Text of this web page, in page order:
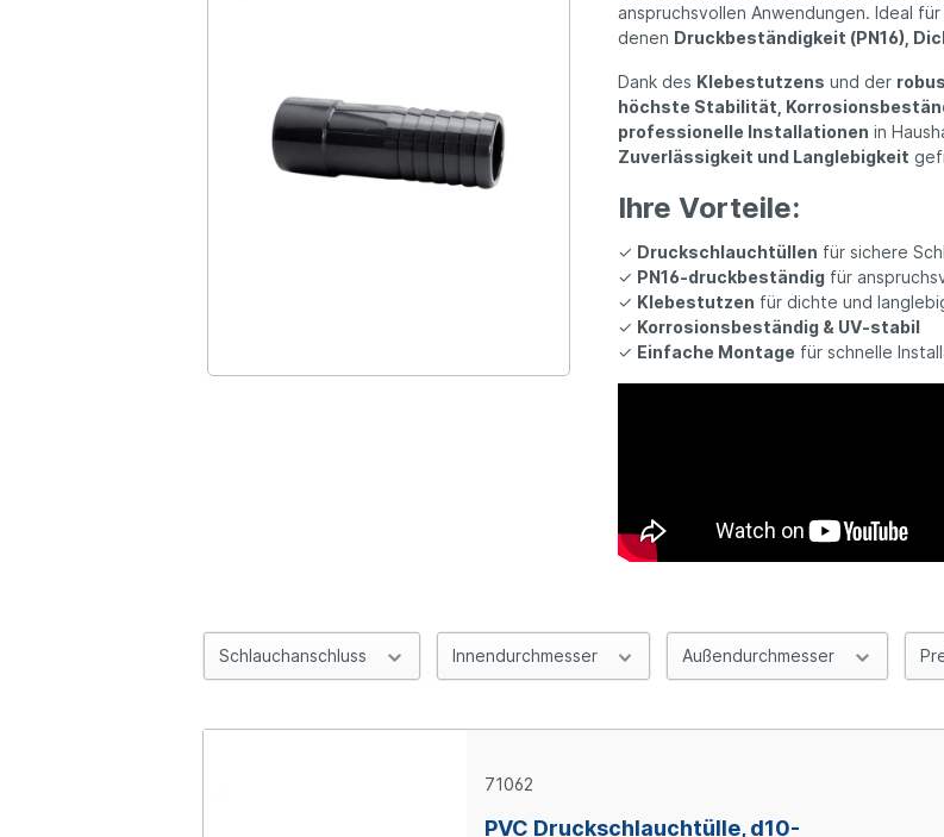
anspruchsvollen Anwendungen. Ideal
denen Druckbeständigkeit (PN16),
Dank des Klebestutzens und der
höchste Stabilität,
professionelle Installationen in
Zuverlässigkeit und Langlebigkeit
Ihre Vorteile:
✓ Druckschlauchtüllen für sichere
✓ PN16-druckbeständig für
✓ Klebestutzen für dichte und
✓ Korrosionsbeständig & UV-stabil
✓ Einfache Montage für schnelle
Schlauchanschluss Innendurchmesser Außendurchmesser
71062
PVC Druckschlauchtülle, d10-